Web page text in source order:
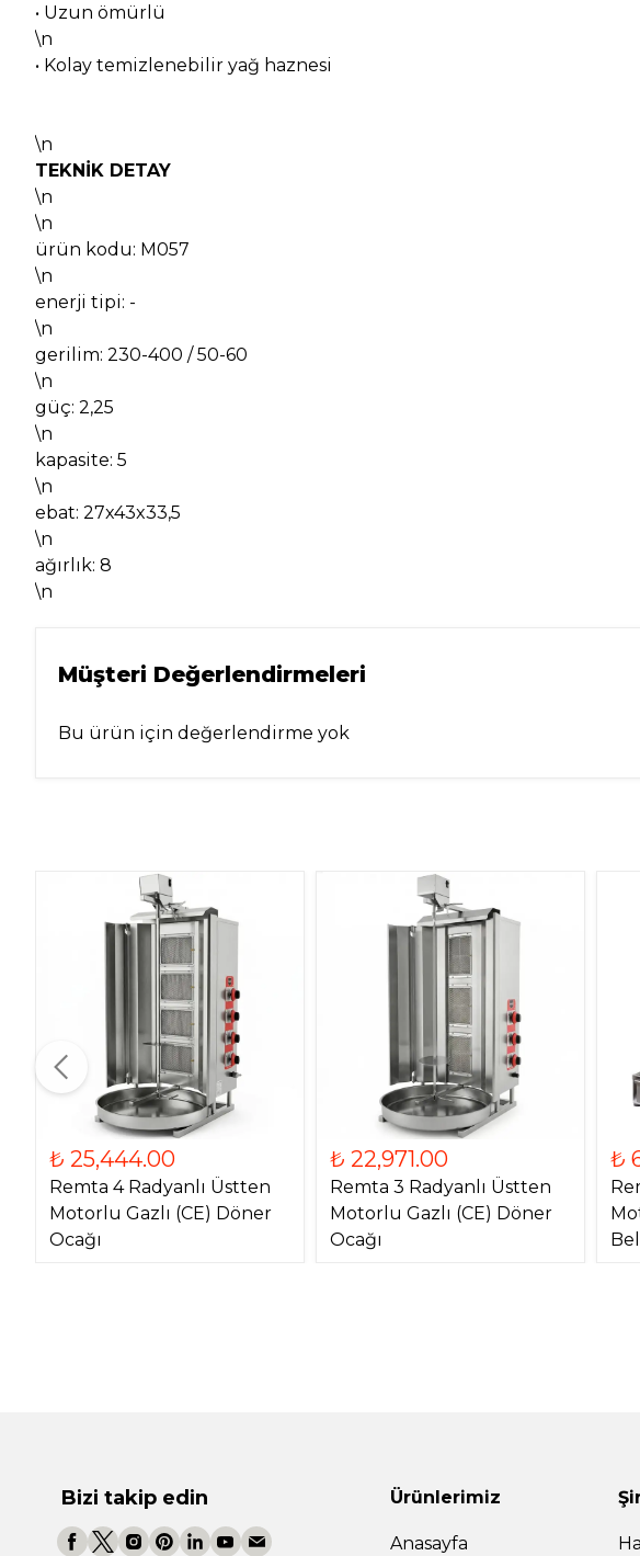
• Uzun ömürlü
\n
• Kolay temizlenebilir yağ haznesi
\n
TEKNİK DETAY
\n
\n
ürün kodu: M057
\n
enerji tipi: -
\n
gerilim: 230-400 / 50-60
\n
güç: 2,25
\n
kapasite: 5
\n
ebat: 27x43x33,5
\n
ağırlık: 8
\n
Müşteri Değerlendirmeleri
Bu ürün için değerlendirme yok
₺ 25,444.00
Remta 4 Radyanlı Üstten
Motorlu Gazlı (CE) Döner
Ocağı
₺ 22,971.00
Remta 3 Radyanlı Üstten
Motorlu Gazlı (CE) Döner
Ocağı
₺
Bizi takip edin Ürünlerimiz
Anasayfa